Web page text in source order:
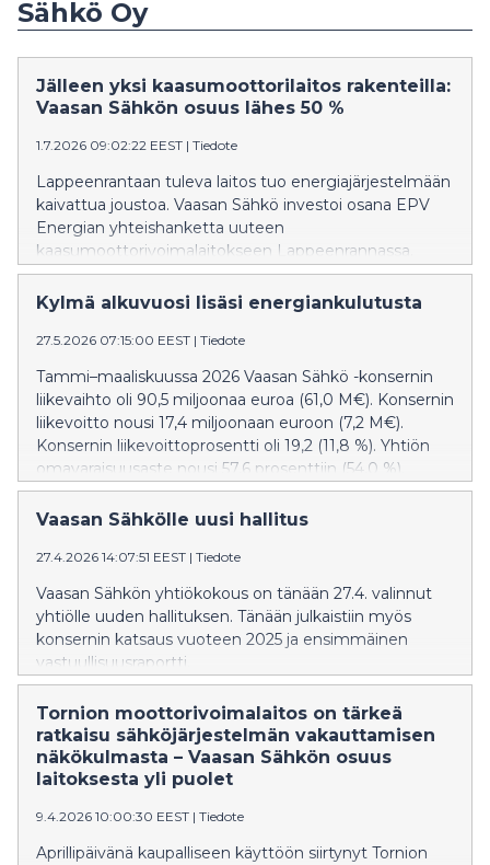
Sähkö Oy
Jälleen yksi kaasumoottorilaitos rakenteilla:
Vaasan Sähkön osuus lähes 50 %
1.7.2026 09:02:22 EEST | Tiedote
Lappeenrantaan tuleva laitos tuo energiajärjestelmään
kaivattua joustoa. Vaasan Sähkö investoi osana EPV
Energian yhteishanketta uuteen
kaasumoottorivoimalaitokseen Lappeenrannassa.
Laitoksen avulla voidaan nopeasti lisätä
sähköntuotantoa erilaisten häiriöiden ja vaikeasti
Kylmä alkuvuosi lisäsi energiankulutusta
27.5.2026 07:15:00 EEST | Tiedote
Tammi–maaliskuussa 2026 Vaasan Sähkö -konsernin
liikevaihto oli 90,5 miljoonaa euroa (61,0 M€). Konsernin
liikevoitto nousi 17,4 miljoonaan euroon (7,2 M€).
Konsernin liikevoittoprosentti oli 19,2 (11,8 %). Yhtiön
omavaraisuusaste nousi 57,6 prosenttiin (54,0 %).
Bruttoinvestointien määrä nousi hiukan
edellisvuodesta ollen 4,6 miljoonaa euroa (4,5 M€).
Vaasan Sähkölle uusi hallitus
27.4.2026 14:07:51 EEST | Tiedote
Vaasan Sähkön yhtiökokous on tänään 27.4. valinnut
yhtiölle uuden hallituksen. Tänään julkaistiin myös
konsernin katsaus vuoteen 2025 ja ensimmäinen
vastuullisuusraportti.
Tornion moottorivoimalaitos on tärkeä
ratkaisu sähköjärjestelmän vakauttamisen
näkökulmasta – Vaasan Sähkön osuus
laitoksesta yli puolet
9.4.2026 10:00:30 EEST | Tiedote
Aprillipäivänä kaupalliseen käyttöön siirtynyt Tornion